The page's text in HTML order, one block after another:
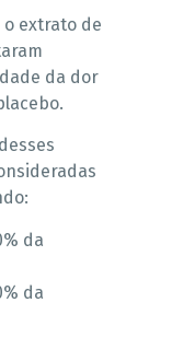
extrato de
da dor
da
da